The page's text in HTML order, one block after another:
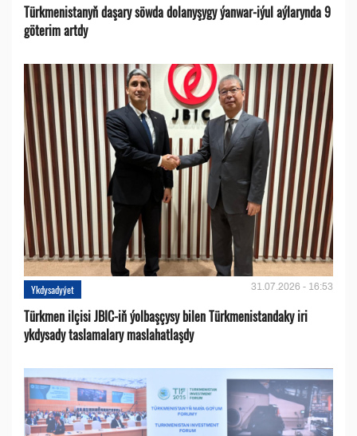
Türkmenistanyň daşary söwda dolanyşygy ýanwar-iýul aýlarynda 9
göterim artdy
Ykdysadyýet 31.07.2026 - 16:53
Türkmen ilçisi JBIC-iň ýolbaşçysy bilen Türkmenistandaky iri
ykdysady taslamalary maslahatlaşdy